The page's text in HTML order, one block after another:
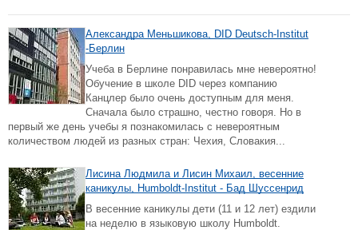
Александра Меньшикова, DID Deutsch-Institut
-Берлин
Учеба в Берлине понравилась мне невероятно!
Обучение в школе DID через компанию
Канцлер было очень доступным для меня.
Сначала было страшно, честно говоря. Но в
первый же день учебы я познакомилась с невероятным
количеством людей из разных стран: Чехия, Словакия...
Лисина Людмила и Лисин Михаил, весенние
каникулы, Humboldt-Institut - Бад Шуссенрид
В весенние каникулы дети (11 и 12 лет) ездили
на неделю в языковую школу Humboldt.